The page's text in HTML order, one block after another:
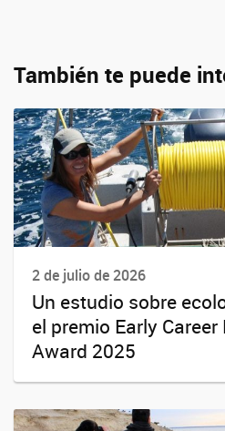
También te puede
2 de julio de 2026
Un estudio sobre
el premio Early
Award 2025